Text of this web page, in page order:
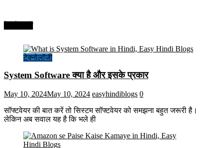
टेक्नोलॉजी
System Software क्या है और इसके प्रकार
May 10, 2024May 10, 2024 easyhindiblogs 0
सॉफ्टवेयर की बात करें तो सिस्टम सॉफ्टवेयर को समझना बहुत जरूरी है।
लेकिन अब सवाल यह है कि भले ही